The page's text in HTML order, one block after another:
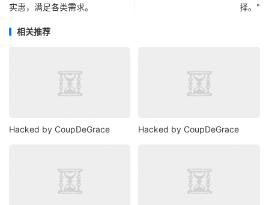
实惠，满足各类需求。
择。"
相关推荐
Hacked by CoupDeGrace Hacked by CoupDeGrace